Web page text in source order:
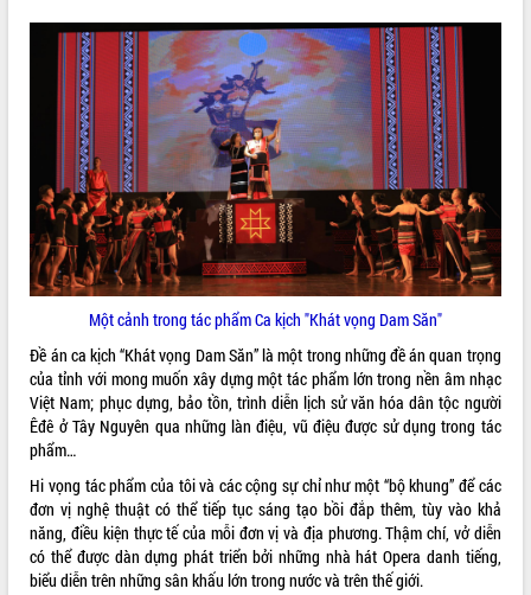
giải phóng mặt bằng Tuyến đường bộ
Đắk Lắk nỗ lực thúc đẩy tăng trưởng
kinh tế từ 10% trở lên trong Quý
Đắk Lắk ký kết thỏa thuận hợp tác về
chuyển đổi số giai đoạn 2026 – 2030
với Tập đoàn Bưu chính Viễn thông
Việt Nam
Thứ trưởng Bộ Y tế làm việc với tỉnh
Đắk Lắk về phát triển nhân lực y tế
cho trạm y tế cấp xã
Du lịch Đắk Lắk nâng tầm trải nghiệm
du khách thông qua Hệ thống cơ sở dữ
liệu và Bản đồ số
Tập huấn ứng dụng trí tuệ nhân tạo (AI)
trong thương mại điện tử năm 2026
Đoàn đại biểu Quốc hội tỉnh Đắk Lắk
trao đổi thông tin trước Kỳ họp thứ
nhất, Quốc hội khóa XVI
Quyết liệt cải cách hành chính, khơi
thông nguồn lực phát triển
Một cảnh trong tác phẩm Ca kịch "Khát vọng Dam Săn"
Đề án ca kịch “Khát vọng Dam Săn” là một trong những đề án quan trọng
của tỉnh với mong muốn xây dựng một tác phẩm lớn trong nền âm nhạc
Việt Nam; phục dựng, bảo tồn, trình diễn lịch sử văn hóa dân tộc người
Êđê ở Tây Nguyên qua những làn điệu, vũ điệu được sử dụng trong tác
phẩm…
Hi vọng tác phẩm của tôi và các cộng sự chỉ như một “bộ khung” để các
đơn vị nghệ thuật có thể tiếp tục sáng tạo bồi đắp thêm, tùy vào khả
năng, điều kiện thực tế của mỗi đơn vị và địa phương. Thậm chí, vở diễn
có thể được dàn dựng phát triển bởi những nhà hát Opera danh tiếng,
biểu diễn trên những sân khấu lớn trong nước và trên thế giới.